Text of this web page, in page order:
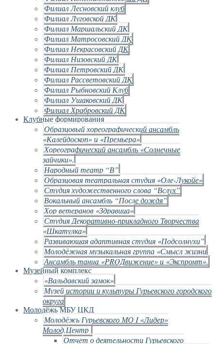
Филиал Лесновский клуб
Филиал Луговской ДК
Филиал Маршальский ДК
Филиал Матросовский ДК
Филиал Некрасовский ДК
Филиал Низовский ДК
Филиал Петровский ДК
Филиал Рассветовский ДК
Филиал Рыбновский Клуб
Филиал Ушаковский ДК
Филиал Храбровский ДК
Клубные формирования
Образцовый хореографический ансамбль
«Калейдоскоп» и «Премьера»
Хореографический ансамбль «Солнечные
зайчики».
Народный театр “В”
Образцовая театральная студия «Оле-Лукойе»
Студия художественного слова “Вслух”
Вокальный ансамбль “После дождя”
Хор ветеранов «Здравица»
Студия Декоративно-прикладного Творчества
«Шкатулка»
Развивающая адаптивная студия «Подсолнухи”
Молодёжная музыкальная группа «Смысл жизни
Ансамбль танца «PROДвижение» и «Экспромт».
Музейный комплекс
«Вальдавский замок»
Музей истории и культуры Гурьевского городского
округа
Молодёжь МБУ ЦКД
Молодёжь Гурьевского МО I «Лидер»
Молод.Центр
Отчет о деятельности Гурьевского